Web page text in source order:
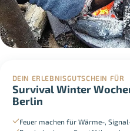
DEIN ERLEBNISGUTSCHEIN FÜR
Survival Winter
Berlin
Feuer machen für Wärme-,